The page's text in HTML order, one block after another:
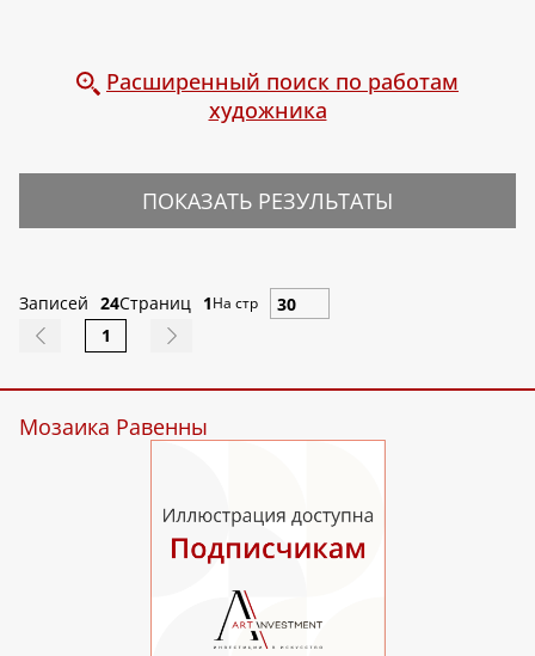
Расширенный поиск по работам
художника
ПОКАЗАТЬ РЕЗУЛЬТАТЫ
Записей 24Страниц 1На стр
1
Мозаика Равенны